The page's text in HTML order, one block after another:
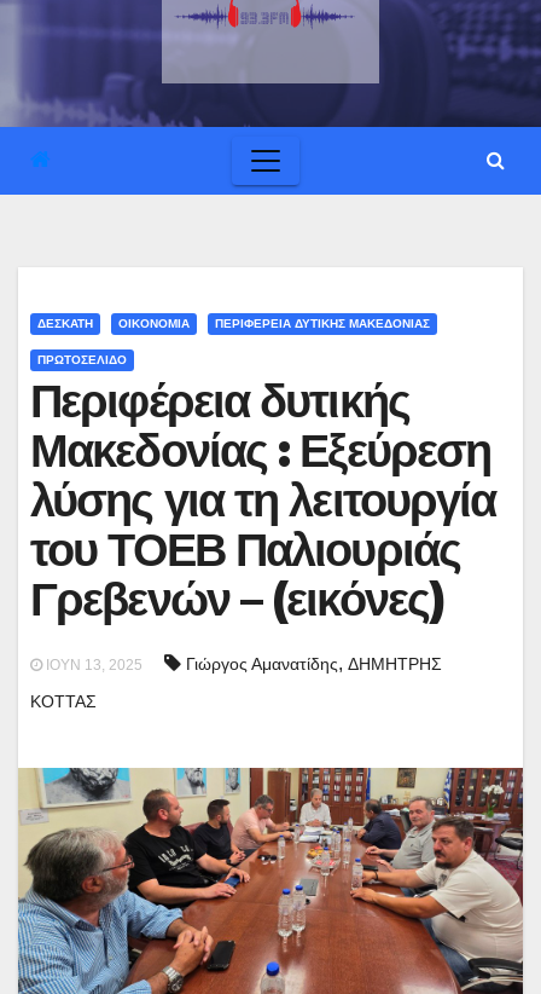
ΔΕΣΚΑΤΗ ΟΙΚΟΝΟΜΙΑ ΠΕΡΙΦΕΡΕΙΑ ΔΥΤΙΚΗΣ ΜΑΚΕΔΟΝΙΑΣ
ΠΡΩΤΟΣΕΛΙΔΟ
Περιφέρεια δυτικής
Μακεδονίας : Εξεύρεση
λύσης για τη λειτουργία
του ΤΟΕΒ Παλιουριάς
Γρεβενών – (εικόνες)
ΙΟΎΝ 13, 2025 Γιώργος Αμανατίδης, ΔΗΜΗΤΡΗΣ
ΚΟΤΤΑΣ